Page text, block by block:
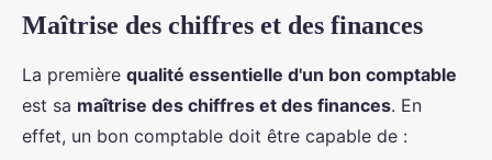
Maîtrise des chiffres et des finances
La première qualité essentielle d'un bon comptable
est sa maîtrise des chiffres et des finances. En
effet, un bon comptable doit être capable de :